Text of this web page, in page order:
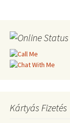
Kártyás Fizetés